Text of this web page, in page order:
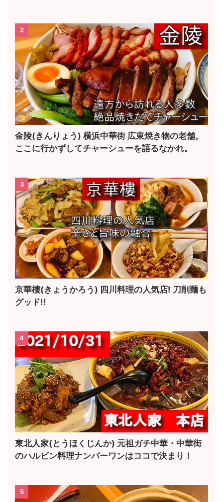
2
金陵(きんりょう) 横浜中華街 広東焼き物の老舗。
ここに行かずしてチャーシューを語るなかれ。
3
京華樓(きょうかろう) 四川料理の人気店! 刀削麺も
グッド!!
4
東北人家(とうほくじんか) 元祖ガチ中華・中華街
のハルビン料理ナンバーワンはココで決まり！
5